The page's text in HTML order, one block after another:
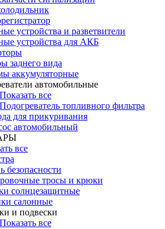
устройства и разветвители
устройства для АКБ
заднего вида
аккумуляторные
автомобильные
Показать все
Подогреватель топливного фильтра
для прикуривания
автомобильный
все
безопасности
тросы и крюки
солнцезащитные
салонные
и подвески
Показать все